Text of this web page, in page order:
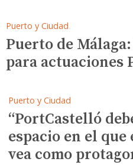
Puerto y Ciudad
Puerto de
para actuaciones
Puerto y Ciudad
“PortCastelló
espacio en el que
vea como